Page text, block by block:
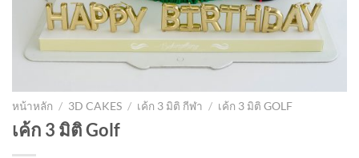
หน้าหลัก / 3D CAKES / เค้ก 3 มิติ กีฬา / เค้ก 3 มิติ GOLF
เค้ก 3 มิติ Golf